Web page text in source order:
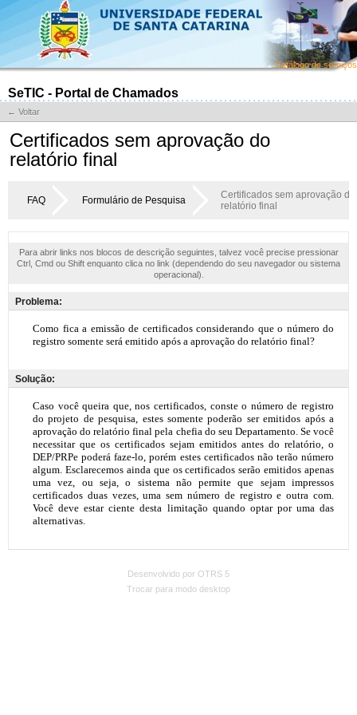
Catálogo de serviços
SeTIC - Portal de Chamados
← Voltar
Certificados sem aprovação do
relatório final
FAQ Formulário de Pesquisa
Certificados sem aprovação do
relatório final
Para abrir links nos blocos de descrição seguintes, talvez você precise pressionar
Ctrl, Cmd ou Shift enquanto clica no link (dependendo do seu navegador ou sistema
operacional).
Problema:
Solução:
Desenvolvido por OTRS 5
Trocar para modo desktop